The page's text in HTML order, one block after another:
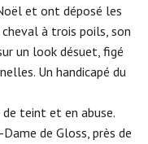
et ont déposé les
cheval à trois poils, son
un look désuet, figé
Un handicapé du
teint et en abuse.
de Gloss, près de